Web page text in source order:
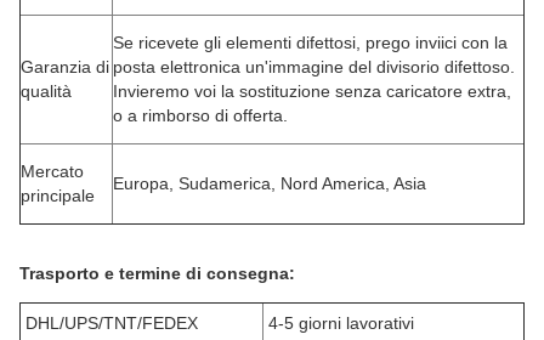
Garanzia di
qualità
Se ricevete gli elementi difettosi, prego inviici con la
posta elettronica un'immagine del divisorio difettoso.
Invieremo voi la sostituzione senza caricatore extra,
o a rimborso di offerta.
Mercato
principale
Europa, Sudamerica, Nord America, Asia
Trasporto e termine di consegna:
DHL/UPS/TNT/FEDEX 4-5 giorni lavorativi